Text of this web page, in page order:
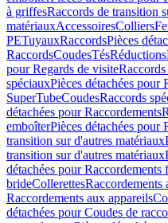
à griffesRaccords de transition
matériauxAccessoiresColliers
PETuyauxRaccordsPièces
RaccordsCoudesTésRéductions
pour Regards de visite
spéciauxPièces détachées pour
SuperTubeCoudesRaccords
détachées pour Raccordements
emboîterPièces détachées pour
transition sur d'autres matériaux
transition sur d'autres matériaux
détachées pour Raccordements
brideCollerettesRaccordements
Raccordements aux appareils
détachées pour Coudes de